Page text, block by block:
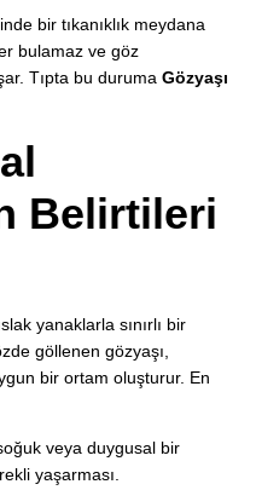
bir tıkanıklık meydana
bulamaz ve göz
Tıpta bu duruma Gözyaşı
Belirtileri
yanaklarla sınırlı bir
göllenen gözyaşı,
bir ortam oluşturur. En
veya duygusal bir
yaşarması.